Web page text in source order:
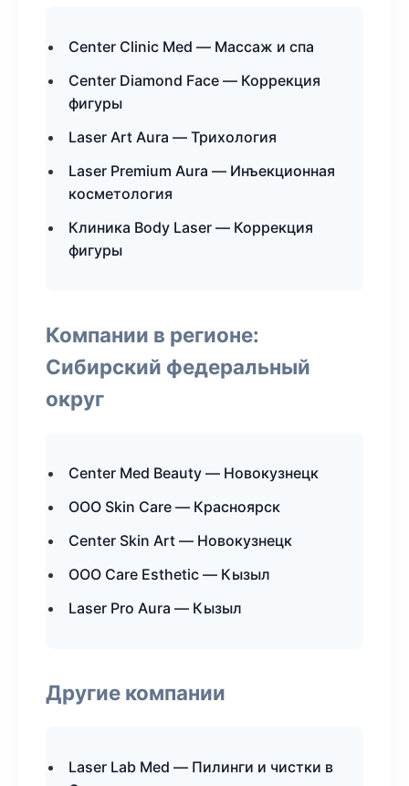
Center Clinic Med — Массаж и спа
Center Diamond Face — Коррекция
фигуры
Laser Art Aura — Трихология
Laser Premium Aura — Инъекционная
косметология
Клиника Body Laser — Коррекция
фигуры
Компании в регионе:
Сибирский федеральный
округ
Center Med Beauty — Новокузнецк
ООО Skin Care — Красноярск
Center Skin Art — Новокузнецк
ООО Care Esthetic — Кызыл
Laser Pro Aura — Кызыл
Другие компании
Laser Lab Med — Пилинги и чистки в